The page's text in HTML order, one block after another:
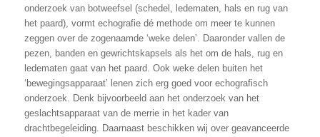
onderzoek van botweefsel (schedel, ledematen, hals en rug van
het paard), vormt echografie dé methode om meer te kunnen
zeggen over de zogenaamde ‘weke delen’. Daaronder vallen de
pezen, banden en gewrichtskapsels als het om de hals, rug en
ledematen gaat van het paard. Ook weke delen buiten het
‘bewegingsapparaat’ lenen zich erg goed voor echografisch
onderzoek. Denk bijvoorbeeld aan het onderzoek van het
geslachtsapparaat van de merrie in het kader van
drachtbegeleiding. Daarnaast beschikken wij over geavanceerde